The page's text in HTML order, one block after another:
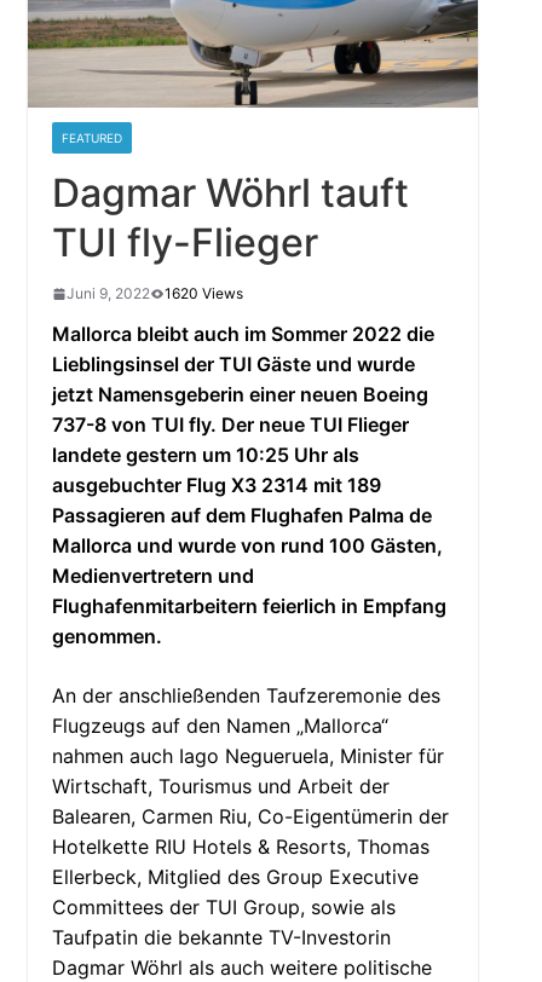
FEATURED
Dagmar Wöhrl tauft
TUI fly-Flieger
Juni 9, 2022 1620 Views
Mallorca bleibt auch im Sommer 2022 die
Lieblingsinsel der TUI Gäste und wurde
jetzt Namensgeberin einer neuen Boeing
737-8 von TUI fly. Der neue TUI Flieger
landete gestern um 10:25 Uhr als
ausgebuchter Flug X3 2314 mit 189
Passagieren auf dem Flughafen Palma de
Mallorca und wurde von rund 100 Gästen,
Medienvertretern und
Flughafenmitarbeitern feierlich in Empfang
genommen.
An der anschließenden Taufzeremonie des
Flugzeugs auf den Namen „Mallorca“
nahmen auch Iago Negueruela, Minister für
Wirtschaft, Tourismus und Arbeit der
Balearen, Carmen Riu, Co-Eigentümerin der
Hotelkette RIU Hotels & Resorts, Thomas
Ellerbeck, Mitglied des Group Executive
Committees der TUI Group, sowie als
Taufpatin die bekannte TV-Investorin
Dagmar Wöhrl als auch weitere politische